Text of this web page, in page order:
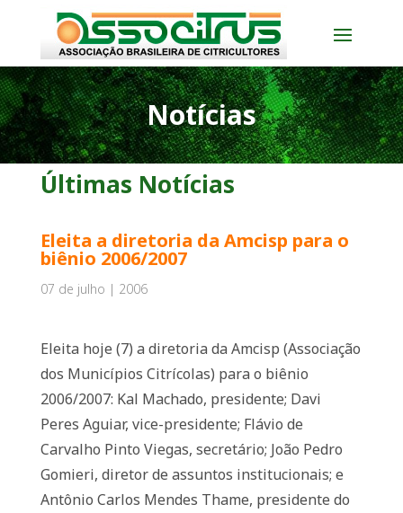
Notícias
Últimas Notícias
Eleita a diretoria da Amcisp para o
biênio 2006/2007
07 de julho | 2006
Eleita hoje (7) a diretoria da Amcisp (Associação
dos Municípios Citrícolas) para o biênio
2006/2007: Kal Machado, presidente; Davi
Peres Aguiar, vice-presidente; Flávio de
Carvalho Pinto Viegas, secretário; João Pedro
Gomieri, diretor de assuntos institucionais; e
Antônio Carlos Mendes Thame, presidente do